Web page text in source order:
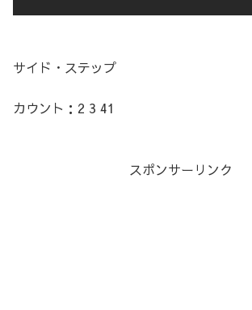
サイド・ステップ
カウント：2 3 41
スポンサーリンク